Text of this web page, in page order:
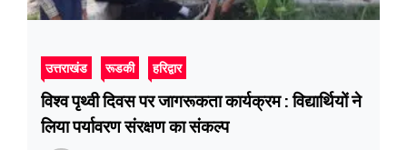
उत्तराखंड रूडकी हरिद्वार
विश्व पृथ्वी दिवस पर जागरूकता कार्यक्रम : विद्यार्थियों ने
लिया पर्यावरण संरक्षण का संकल्प